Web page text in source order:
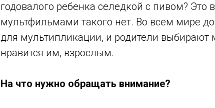
годовалого ребенка селедкой с пивом? Это
мультфильмами такого нет. Во всем мире
для мультипликации, и родители выбирают
нравится им, взрослым.
На что нужно обращать внимание?